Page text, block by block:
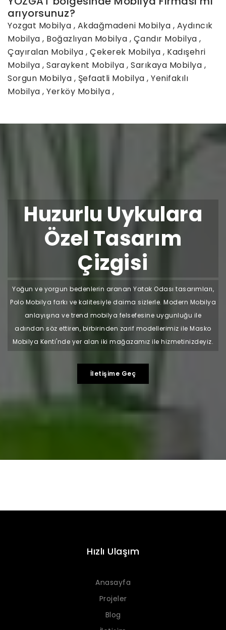
arıyorsunuz?
Yozgat Mobilya , Akdağmadeni Mobilya , Aydıncık
Mobilya , Boğazlıyan Mobilya , Çandır Mobilya ,
Çayıralan Mobilya , Çekerek Mobilya , Kadışehri
Mobilya , Saraykent Mobilya , Sarıkaya Mobilya ,
Sorgun Mobilya , Şefaatli Mobilya , Yenifakılı
Mobilya , Yerköy Mobilya ,
Huzurlu Uykulara
Özel Tasarım
Çizgisi
Yoğun ve yorgun bedenlerin aranan Yatak Odası tasarımları,
Polo Mobilya farkı ve kalitesiyle daima sizlerle. Modern Mobilya
anlayışına ve trend mobilya felsefesine uygunluğu ile
adından söz ettiren, birbirinden zarif modellerimiz ile Masko
Mobilya Kenti'nde yer alan iki mağazamız ile hizmetinizdeyiz.
İletişime Geç
Hızlı Ulaşım
Anasayfa
Projeler
Blog